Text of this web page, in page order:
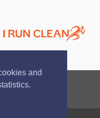
and